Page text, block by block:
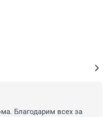
Благодарим всех за